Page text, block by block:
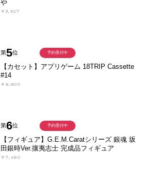
や
￥3,927
第5位
【カセット】アプリゲーム 18TRIP Cassette
#14
￥8,800
予約受付中
第6位
【フィギュア】G.E.M.Caratシリーズ 銀魂 坂
田銀時Ver.攘夷志士 完成品フィギュア
￥7,480
予約受付中